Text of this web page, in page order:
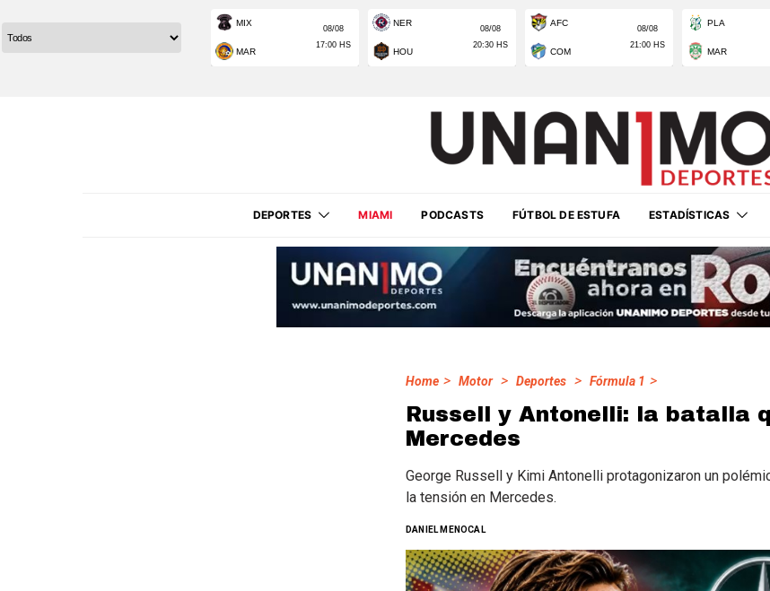
DEPORTES MIAMI PODCASTS FÚTBOL DE ESTUFA ESTADÍSTICAS
Home > Motor > Deportes > Fórmula 1 >
Russell y Antonelli: la batalla
Mercedes
George Russell y Kimi Antonelli protagonizaron un
la tensión en Mercedes.
DANIEL MENOCAL